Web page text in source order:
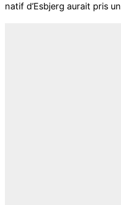
natif d’Esbjerg aurait pris